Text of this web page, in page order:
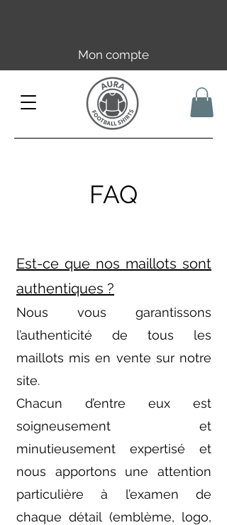
Mon compte
FAQ
Est-ce que nos maillots sont
authentiques ?
Nous vous garantissons
l’authenticité de tous les
maillots mis en vente sur notre
site.
Chacun d’entre eux est
soigneusement et
minutieusement expertisé et
nous apportons une attention
particulière à l’examen de
chaque détail (emblème, logo,